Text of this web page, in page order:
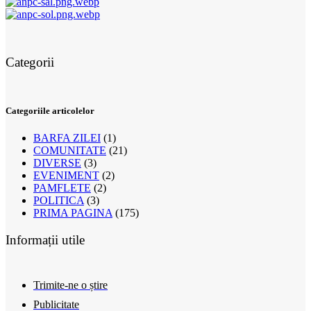
Categorii
Categoriile articolelor
BARFA ZILEI (1)
COMUNITATE (21)
DIVERSE (3)
EVENIMENT (2)
PAMFLETE (2)
POLITICA (3)
PRIMA PAGINA (175)
Informații utile
Trimite-ne o știre
Publicitate